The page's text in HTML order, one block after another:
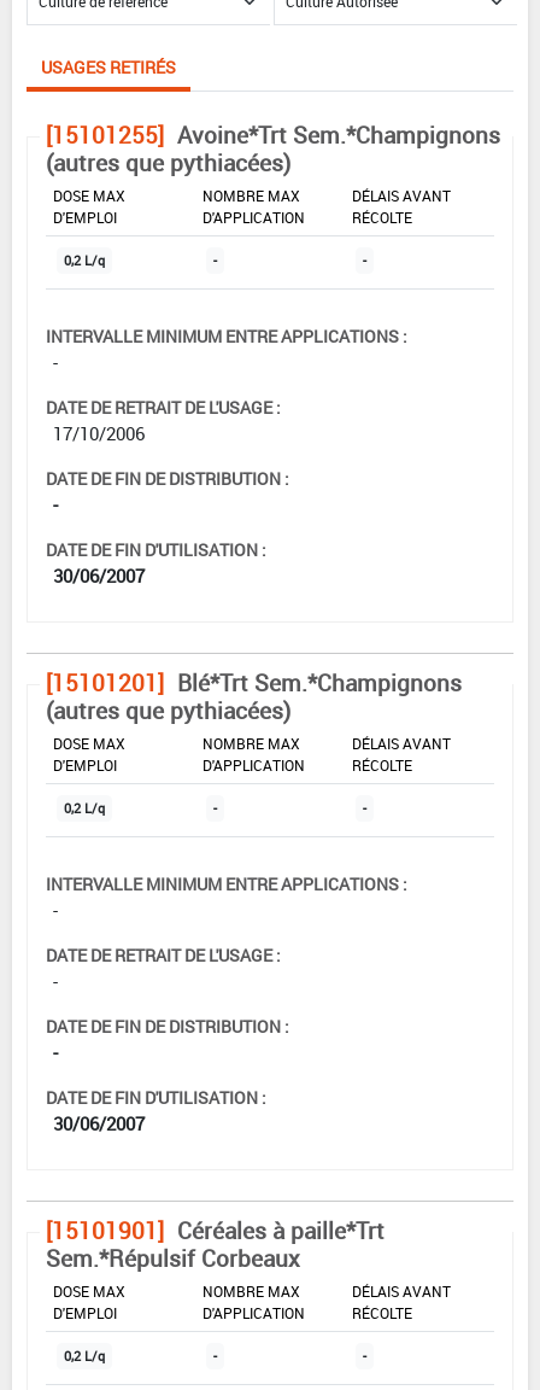
USAGES RETIRÉS
[15101255] Avoine*Trt Sem.*Champignons
(autres que pythiacées)
DOSE MAX
D'EMPLOI
NOMBRE MAX
D'APPLICATION
DÉLAIS AVANT
RÉCOLTE
0,2 L/q - -
INTERVALLE MINIMUM ENTRE APPLICATIONS :
-
DATE DE RETRAIT DE L'USAGE :
17/10/2006
DATE DE FIN DE DISTRIBUTION :
-
DATE DE FIN D'UTILISATION :
30/06/2007
[15101201] Blé*Trt Sem.*Champignons
(autres que pythiacées)
DOSE MAX
D'EMPLOI
NOMBRE MAX
D'APPLICATION
DÉLAIS AVANT
RÉCOLTE
0,2 L/q - -
INTERVALLE MINIMUM ENTRE APPLICATIONS :
-
DATE DE RETRAIT DE L'USAGE :
-
DATE DE FIN DE DISTRIBUTION :
-
DATE DE FIN D'UTILISATION :
30/06/2007
[15101901] Céréales à paille*Trt
Sem.*Répulsif Corbeaux
DOSE MAX
D'EMPLOI
NOMBRE MAX
D'APPLICATION
DÉLAIS AVANT
RÉCOLTE
0,2 L/q - -